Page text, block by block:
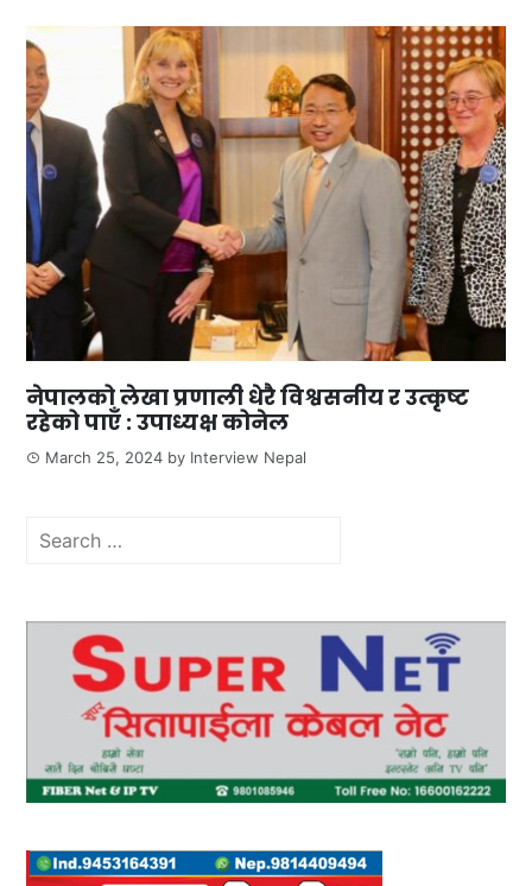
नेपालको लेखा प्रणाली धेरै विश्वसनीय र उत्कृष्ट
रहेको पाएँ : उपाध्यक्ष कोनेल
March 25, 2024 by Interview Nepal
Search